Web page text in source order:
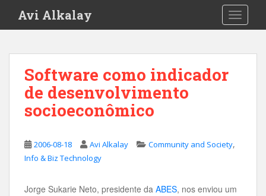
i
Avi Alkalay
Software como indicador
de desenvolvimento
socioeconômico
2006-08-18 Avi Alkalay Community and Society,
Info & Biz Technology
Jorge Sukarie Neto, presidente da ABES, nos enviou um